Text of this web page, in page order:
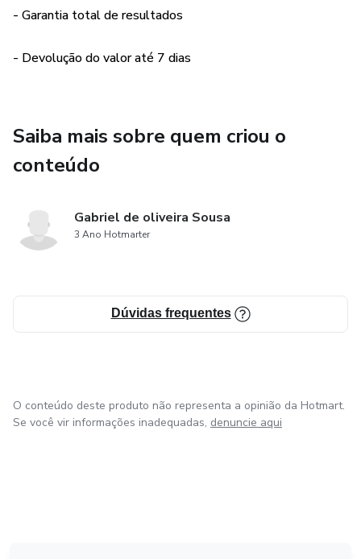
- Garantia total de resultados
- Devolução do valor até 7 dias
Saiba mais sobre quem criou o
conteúdo
Gabriel de oliveira Sousa
3 Ano Hotmarter
Dúvidas frequentes
O conteúdo deste produto não representa a opinião da Hotmart.
Se você vir informações inadequadas, denuncie aqui